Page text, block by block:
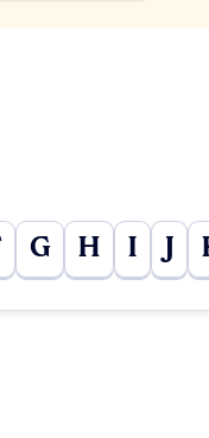
G H I J